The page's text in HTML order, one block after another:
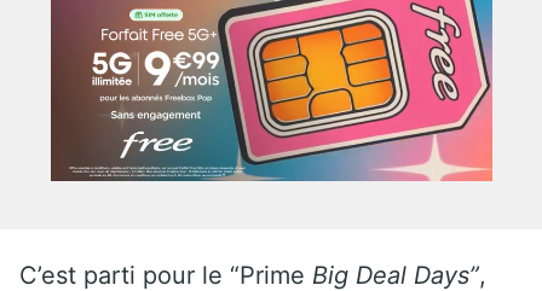
C’est parti pour le “Prime Big Deal Days”,